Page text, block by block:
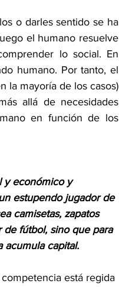
o darles sentido se ha
el humano resuelve
lo social. En
humano. Por tanto, el
la mayoría de los casos)
allá de necesidades
en función de los
y económico y
estupendo jugador de
camisetas, zapatos
de fútbol, sino que para
acumula capital.
está regida